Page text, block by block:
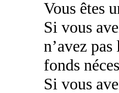
Vous êtes
Si vous
n’avez pas
fonds
Si vous